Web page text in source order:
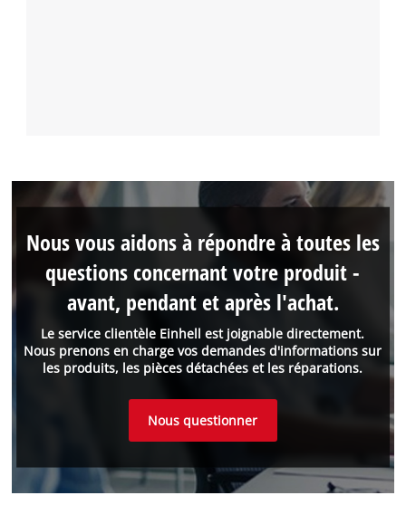
Le service clientèle Einhell est joignable directement.
Nous prenons en charge vos demandes d'informations sur
les produits, les pièces détachées et les réparations.
Nous vous aidons à répondre à toutes les
questions concernant votre produit -
avant, pendant et après l'achat.
Nous questionner